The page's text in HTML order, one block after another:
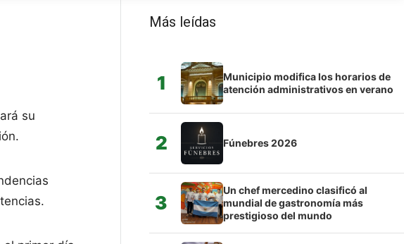
su
Más leídas
1
Municipio modifica los horarios de
atención administrativos en verano
2 Fúnebres 2026
3
Un chef mercedino clasificó al
mundial de gastronomía más
prestigioso del mundo